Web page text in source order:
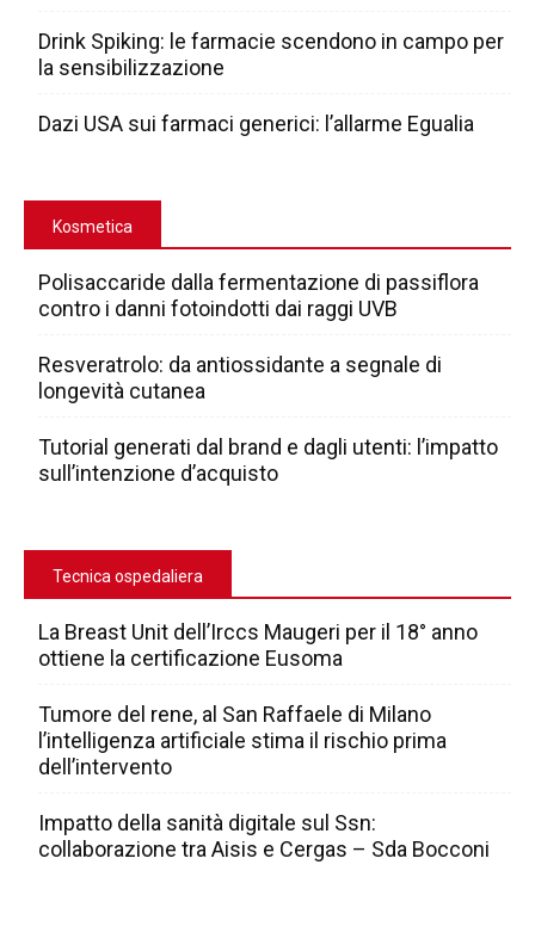
Drink Spiking: le farmacie scendono in campo per
la sensibilizzazione
Dazi USA sui farmaci generici: l’allarme Egualia
Kosmetica
Polisaccaride dalla fermentazione di passiflora
contro i danni fotoindotti dai raggi UVB
Resveratrolo: da antiossidante a segnale di
longevità cutanea
Tutorial generati dal brand e dagli utenti: l’impatto
sull’intenzione d’acquisto
Tecnica ospedaliera
La Breast Unit dell’Irccs Maugeri per il 18° anno
ottiene la certificazione Eusoma
Tumore del rene, al San Raffaele di Milano
l’intelligenza artificiale stima il rischio prima
dell’intervento
Impatto della sanità digitale sul Ssn:
collaborazione tra Aisis e Cergas – Sda Bocconi